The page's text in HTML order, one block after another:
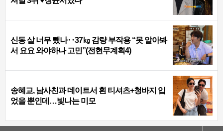
신동 살 너무 뺐나‥37㎏ 감량 부작용 “못 알아봐
서 요요 와야하나 고민”(전현무계획4)
송혜교, 남사친과 데이트서 흰 티셔츠+청바지 입
었을 뿐인데…빛나는 미모